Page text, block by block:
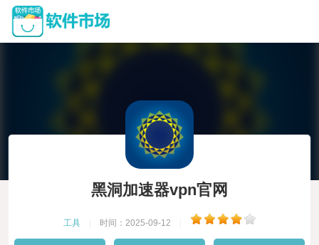
黑洞加速器vpn官网
工具 时间：2025-09-12